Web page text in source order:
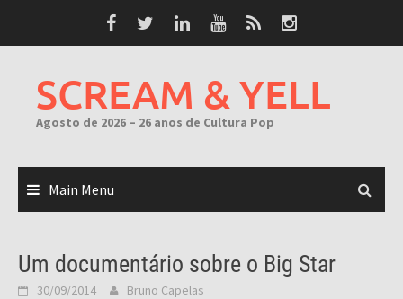
SCREAM & YELL
Agosto de 2026 – 26 anos de Cultura Pop
Main Menu
Um documentário sobre o Big Star
30/09/2014 Bruno Capelas